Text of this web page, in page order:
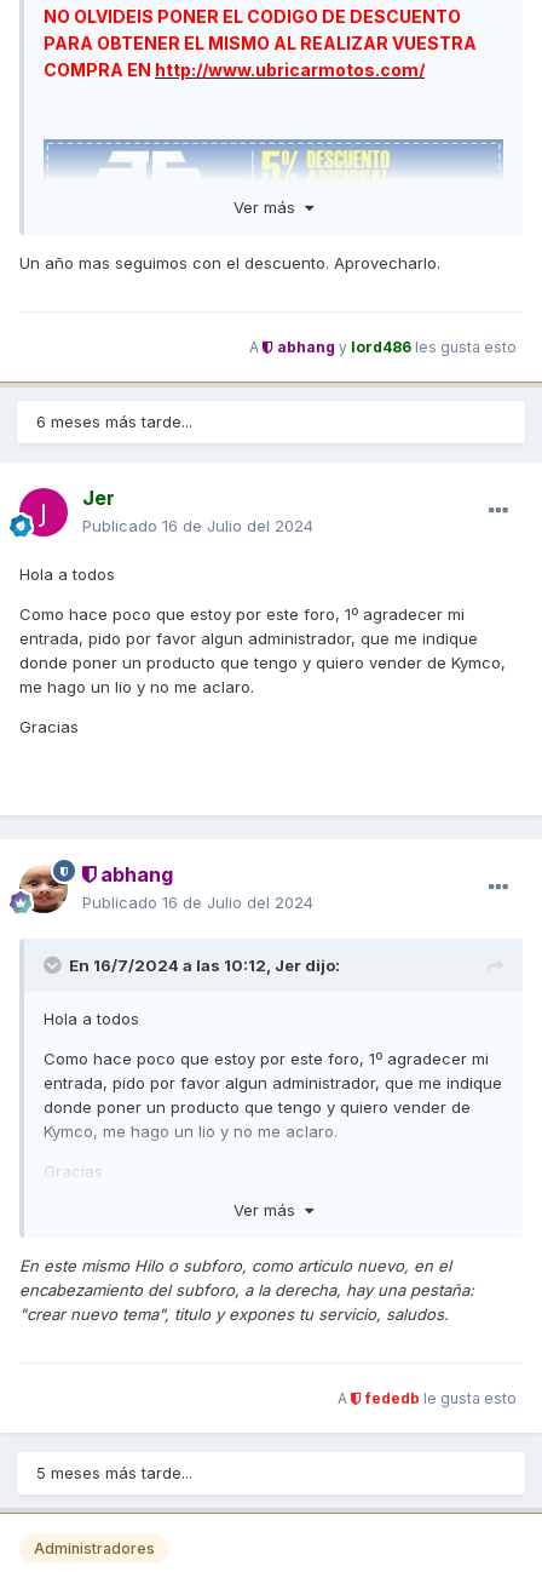
NO OLVIDEIS PONER EL CODIGO DE DESCUENTO
PARA OBTENER EL MISMO AL REALIZAR VUESTRA
COMPRA EN http://www.ubricarmotos.com/
Inicialmente aplicaremos un descuento exclusivo
adicional del 5% en todos los
productos de nuestra tienda www.ubricarmotos.com
porcentaje que revisaremos al alza en función de la
utilización que se realice del código de
relación al número de cupones canjeados.
Podrán realizarse descuentos especiales para compras
conjuntas, con opción de envío colectivo
Para cualquier duda o aclaración pueden ponerse en
639166204 o bien en el e-mail
ubricar1@ubricar.com
Ver más
Un año mas seguimos con el descuento. Aprovecharlo.
A abhang y lord486 les gusta esto
6 meses más tarde...
Jer
Publicado 16 de Julio del 2024
Hola a todos
Como hace poco que estoy por este foro, 1º agradecer mi
entrada, pido por favor algun administrador, que me indique
donde poner un producto que tengo y quiero vender de Kymco,
me hago un lio y no me aclaro.
Gracias
abhang
Publicado 16 de Julio del 2024
En 16/7/2024 a las 10:12, Jer dijo:
Hola a todos
Como hace poco que estoy por este foro, 1º agradecer mi
entrada, pido por favor algun administrador, que me indique
donde poner un producto que tengo y quiero vender de
Kymco, me hago un lio y no me aclaro.
Gracias
Ver más
En este mismo Hilo o subforo, como articulo nuevo, en el
encabezamiento del subforo, a la derecha, hay una pestaña:
"crear nuevo tema", titulo y expones tu servicio, saludos.
A fededb le gusta esto
5 meses más tarde...
Administradores